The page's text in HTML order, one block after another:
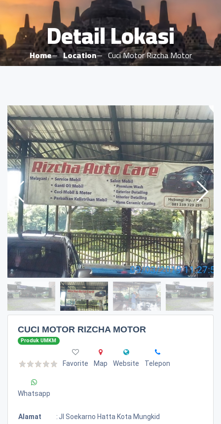
Detail Lokasi
Home Location Cuci Motor Rizcha Motor
CUCI MOTOR RIZCHA MOTOR
Produk UMKM
Favorite Map Website Telepon
Whatsapp
Alamat : Jl Soekarno Hatta Kota Mungkid